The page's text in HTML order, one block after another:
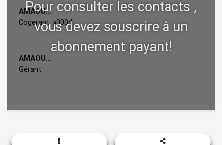
AMAOU...
Cogerant_x000d_
AMAOU...
Gérant